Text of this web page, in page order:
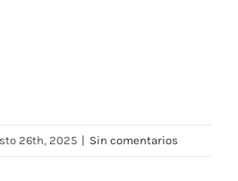
26th, 2025 | Sin comentarios